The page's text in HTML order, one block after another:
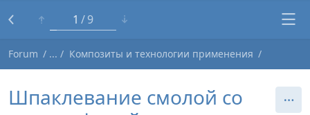
1 9
Forum Композиты и технологии применения
Шпаклевание смолой со